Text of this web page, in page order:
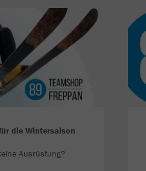
die Wintersaison
Ausrüstung?